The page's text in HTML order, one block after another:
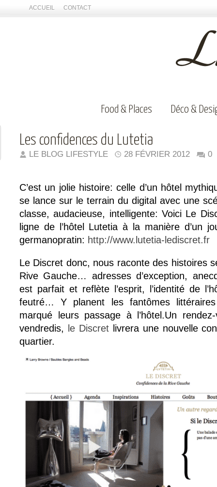
ACCUEIL CONTACT
Food & Places Déco &
Les confidences du Lutetia
LE BLOG LIFESTYLE 28 FÉVRIER 2012 0
C’est un jolie histoire: celle d’un hôtel
se lance sur le terrain du digital avec une
classe, audacieuse, intelligente: Voici Le
ligne de l’hôtel Lutetia à la manière d’un
germanopratin: http://www.lutetia-lediscret.fr
Le Discret donc, nous raconte des histoires
Rive Gauche… adresses d’exception,
est parfait et reflète l’esprit, l’identité de
feutré… Y planent les fantômes
marqué leurs passage à l’hôtel.Un
vendredis,
le Discretlivrera une nouvelle
quartier.